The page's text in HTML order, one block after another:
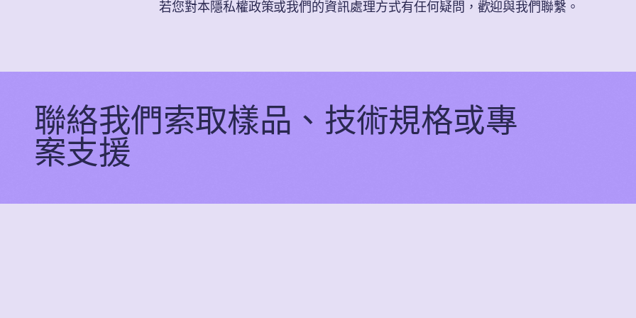
若您對本隱私權政策或我們的資訊處理方式有任何疑問，歡迎與我們聯繫。
聯絡我們索取樣品、技術規格或專
案支援